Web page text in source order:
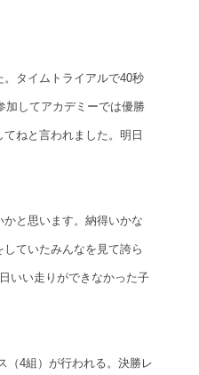
タイムトライアルで40秒
加してアカデミーでは優勝
ねと言われました。明日
と思います。納得いかな
ていたみんなを見て誇ら
いい走りができなかった子
（4組）が行われる。決勝レ